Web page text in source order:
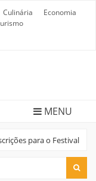
Culinária
Economia
MENU
para o Festival